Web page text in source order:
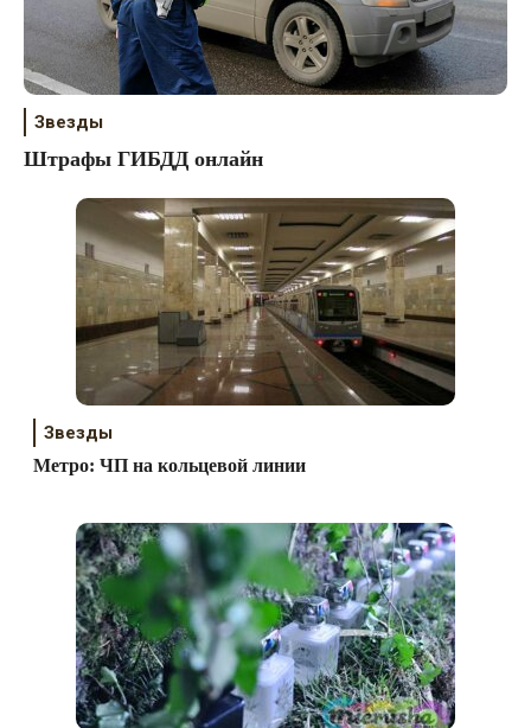
Звезды
Штрафы ГИБДД онлайн
Звезды
Метро: ЧП на кольцевой линии